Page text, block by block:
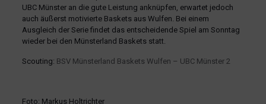
UBC Münster an die gute Leistung anknüpfen, erwartet jedoch
auch äußerst motivierte Baskets aus Wulfen. Bei einem
Ausgleich der Serie findet das entscheidende Spiel am Sonntag
wieder bei den Münsterland Baskets statt.
Scouting: BSV Münsterland Baskets Wulfen – UBC Münster 2
Foto: Markus Holtrichter